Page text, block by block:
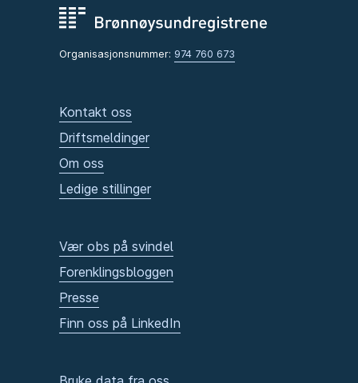
Organisasjonsnummer: 974 760 673
Kontakt oss
Driftsmeldinger
Om oss
Ledige stillinger
Vær obs på svindel
Forenklingsbloggen
Presse
Finn oss på LinkedIn